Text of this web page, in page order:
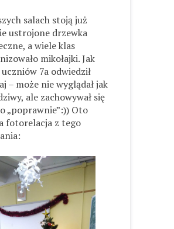
salach stoją już
ustrojone drzewka
a wiele klas
mikołajki. Jak
7a odwiedził
– może nie wyglądał jak
ale zachowywał się
„poprawnie”:)) Oto
fotorelacja z tego